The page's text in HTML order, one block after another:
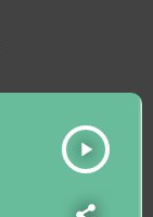
play_arrow